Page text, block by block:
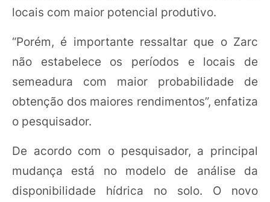
locais com maior potencial produtivo.
“Porém, é importante ressaltar que o Zarc
não estabelece os períodos e locais de
semeadura com maior probabilidade de
obtenção dos maiores rendimentos”, enfatiza
o pesquisador.
De acordo com o pesquisador, a principal
mudança está no modelo de análise da
disponibilidade hídrica no solo. O novo